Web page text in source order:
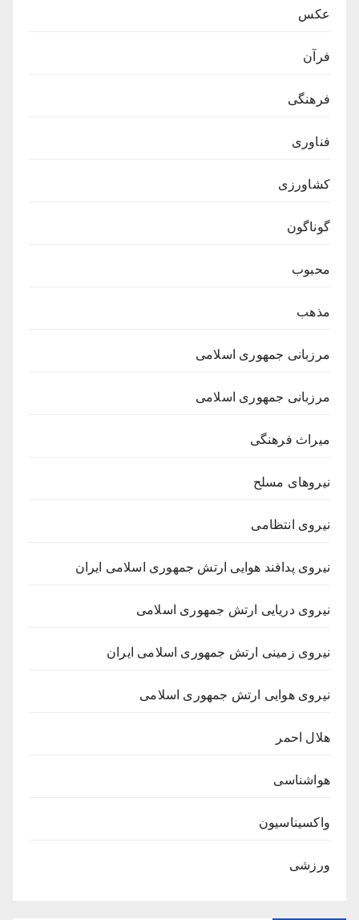
عکس
فرآن
فرهنگی
فناوری
کشاورزی
گوناگون
محبوب
مذهب
مرزبانی جمهوری اسلامی
مرزبانی جمهوری اسلامی
میراث فرهنگی
نیروهای مسلح
نیروی انتظامی
نیروی پدافند هوایی ارتش جمهوری اسلامی ایران
نیروی دریایی ارتش جمهوری اسلامی
نیروی زمینی ارتش جمهوری اسلامی ایران
نیروی هوایی ارتش جمهوری اسلامی
هلال احمر
هواشناسی
واکسیناسیون
ورزشی